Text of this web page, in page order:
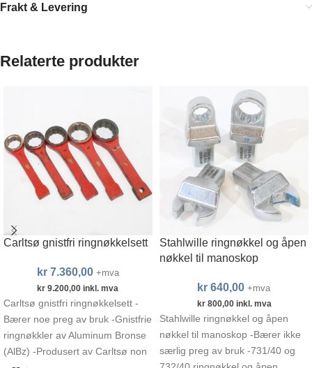
Frakt & Levering
Relaterte produkter
Carltsø gnistfri ringnøkkelsett
kr 7.360,00 +mva
kr 9.200,00 inkl. mva
Carltsø gnistfri ringnøkkelsett -
Bærer noe preg av bruk -Gnistfrie
ringnøkkler av Aluminum Bronse
(AlBz) -Produsert av Carltsø non
Stahlwille ringnøkkel og åpen
nøkkel til manoskop
kr640,00 +mva
kr800,00inkl. mva
Stahlwille ringnøkkel og åpen
nøkkel til manoskop -Bærer ikke
særlig preg av bruk -731/40 og